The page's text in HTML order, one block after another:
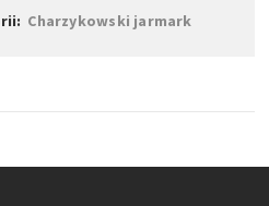
Charzykowski jarmark